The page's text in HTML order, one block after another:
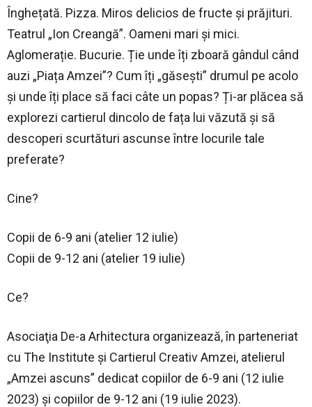
Înghețată. Pizza. Miros delicios de fructe și prăjituri.
Teatrul „Ion Creangă”. Oameni mari și mici.
Aglomerație. Bucurie. Ție unde îți zboară gândul când
auzi „Piața Amzei”? Cum îți „găsești” drumul pe acolo
și unde îți place să faci câte un popas? Ți-ar plăcea să
explorezi cartierul dincolo de fața lui văzută și să
descoperi scurtături ascunse între locurile tale
preferate?
Cine?
Copii de 6-9 ani (atelier 12 iulie)
Copii de 9-12 ani (atelier 19 iulie)
Ce?
Asociaţia De-a Arhitectura organizează, în parteneriat
cu The Institute și Cartierul Creativ Amzei, atelierul
„Amzei ascuns” dedicat copiilor de 6-9 ani (12 iulie
2023) și copiilor de 9-12 ani (19 iulie 2023).